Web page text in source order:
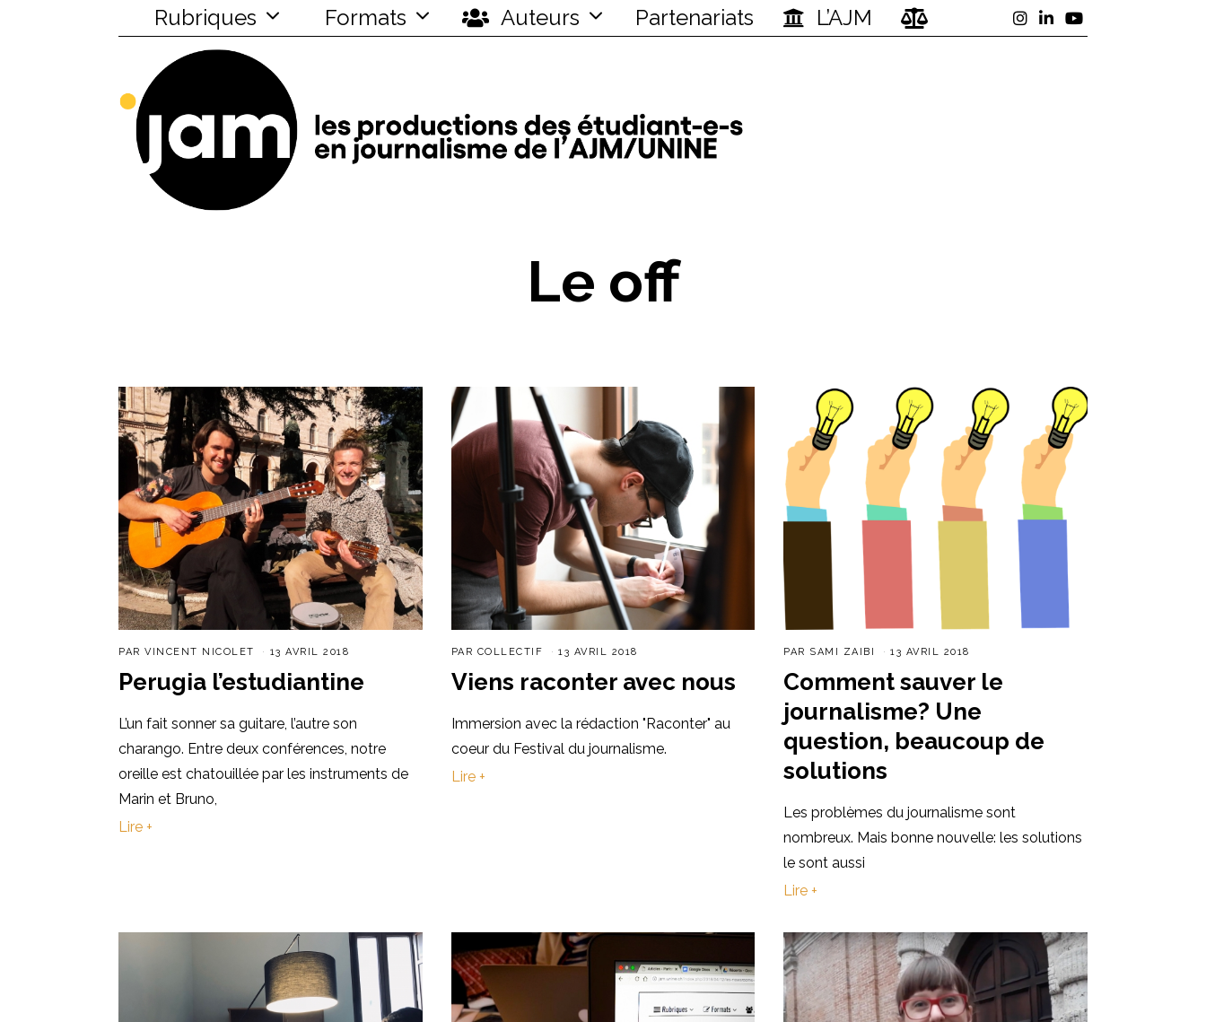
Rubriques Formats Auteurs Partenariats L’AJM
Le off
PAR VINCENT NICOLET 13 AVRIL 2018
Perugia l’estudiantine
L’un fait sonner sa guitare, l’autre son
charango. Entre deux conférences, notre
oreille est chatouillée par les instruments de
Marin et Bruno,
Lire +
PAR COLLECTIF 13 AVRIL 2018
Viens raconter avec nous
Immersion avec la rédaction "Raconter" au
coeur du Festival du journalisme.
Lire +
PAR SAMI ZAIBI 13 AVRIL 2018
Comment sauver le
journalisme? Une
question, beaucoup de
solutions
Les problèmes du journalisme sont
nombreux. Mais bonne nouvelle: les solutions
le sont aussi
Lire +